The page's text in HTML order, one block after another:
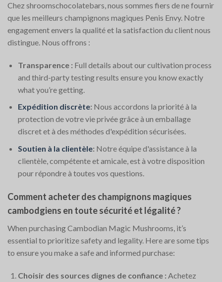
Chez shroomschocolatebars, nous sommes fiers de ne fournir
que les meilleurs champignons magiques Penis Envy. Notre
engagement envers la qualité et la satisfaction du client nous
distingue. Nous offrons :
Transparence : Full details about our cultivation process
and third-party testing results ensure you know exactly
what you’re getting.
Expédition discrète: Nous accordons la priorité à la
protection de votre vie privée grâce à un emballage
discret et à des méthodes d'expédition sécurisées.
Soutien à la clientèle: Notre équipe d'assistance à la
clientèle, compétente et amicale, est à votre disposition
pour répondre à toutes vos questions.
Comment acheter des champignons magiques
cambodgiens en toute sécurité et légalité ?
When purchasing Cambodian Magic Mushrooms, it’s
essential to prioritize safety and legality. Here are some tips
to ensure you make a safe and informed purchase:
Choisir des sources dignes de confiance : Achetez